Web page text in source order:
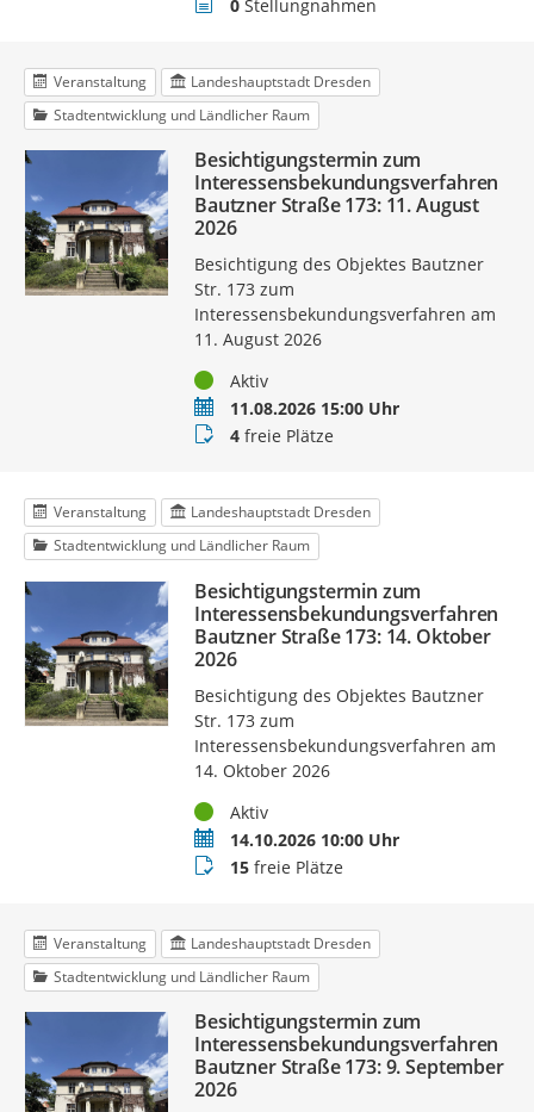
0Stellungnahmen
Veranstaltung
Landeshauptstadt Dresden
Stadtentwicklung und Ländlicher Raum
Besichtigungstermin zum
Interessensbekundungsverfahren
Bautzner Straße 173: 11. August
2026
Besichtigung des Objektes Bautzner
Str. 173 zum
Interessensbekundungsverfahren am
11. August 2026
StatusAktiv
Termin11.08.2026 15:00 Uhr
Buchungsstatus
4freie Plätze
Veranstaltung
Landeshauptstadt Dresden
Stadtentwicklung und Ländlicher Raum
Besichtigungstermin zum
Interessensbekundungsverfahren
Bautzner Straße 173: 14. Oktober
2026
Besichtigung des Objektes Bautzner
Str. 173 zum
Interessensbekundungsverfahren am
14. Oktober 2026
StatusAktiv
Termin14.10.2026 10:00 Uhr
Buchungsstatus
15freie Plätze
Veranstaltung
Landeshauptstadt Dresden
Stadtentwicklung und Ländlicher Raum
Besichtigungstermin zum
Interessensbekundungsverfahren
Bautzner Straße 173: 9. September
2026